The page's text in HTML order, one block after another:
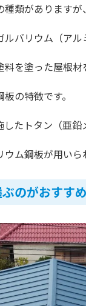
類があります
バリウム（アル
を塗った屋根材
の特徴です。
たトタン（亜鉛
ム鋼板が用いら
のがおすす